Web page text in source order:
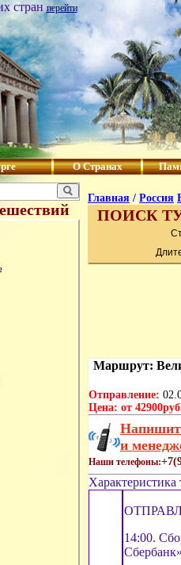
странперейти
О Странах
Главная / Россия
ПОИСК
Маршрут:
Отправление:
Цена: от
и
Наши телефоны:
Характеристика
14:00.